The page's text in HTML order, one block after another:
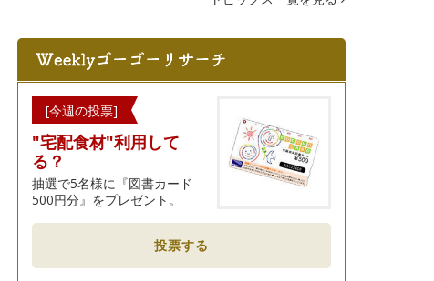
[今週の投票]
"宅配食材"利用して
る？
抽選で5名様に『図書カード
500円分』をプレゼント。
投票する